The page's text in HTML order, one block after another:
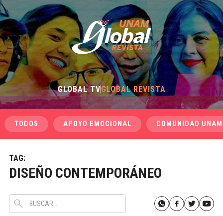
GLOBAL TVGLOBAL REVISTA
TODOS APOYO EMOCIONAL COMUNIDAD UNAM
TAG:
DISEÑO CONTEMPORÁNEO